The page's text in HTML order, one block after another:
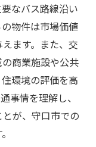
なバス路線沿い
物件は市場価値
ます。また、交
商業施設や公共
環境の評価を高
事情を理解し、
が、守口市での